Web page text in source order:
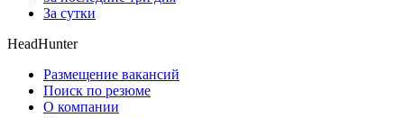
За сутки
HeadHunter
Размещение вакансий
Поиск по резюме
О компании